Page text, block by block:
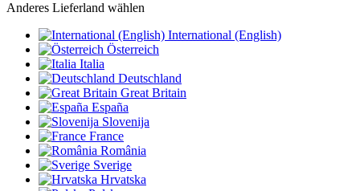
Anderes Lieferland wählen
International (English)
Österreich
Italia
Deutschland
Great Britain
España
Slovenija
France
România
Sverige
Hrvatska